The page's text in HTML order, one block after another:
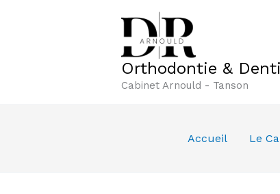
Orthodontie &
Cabinet Arnould - Tanson
Accueil Le